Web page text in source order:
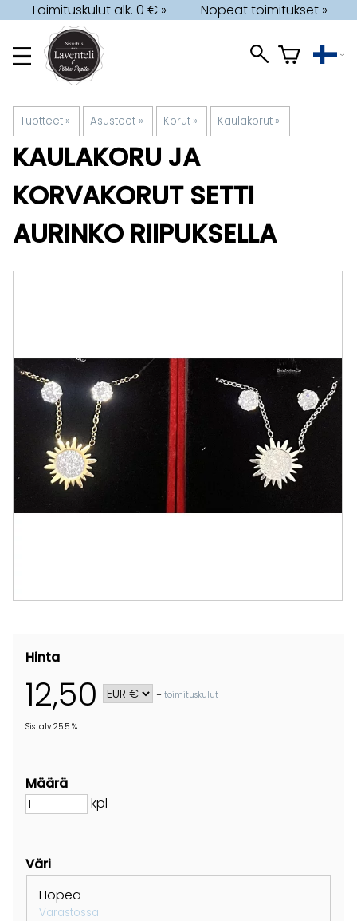
Toimituskulut alk. 0 € » Nopeat toimitukset »
Tuotteet ‪» Asusteet ‪» Korut ‪» Kaulakorut ‪»
KAULAKORU JA
KORVAKORUT SETTI
AURINKO RIIPUKSELLA
Hinta
12,50 +toimituskulut
Sis. alv 25.5 %
Määrä
kpl
Väri
Hopea
Varastossa